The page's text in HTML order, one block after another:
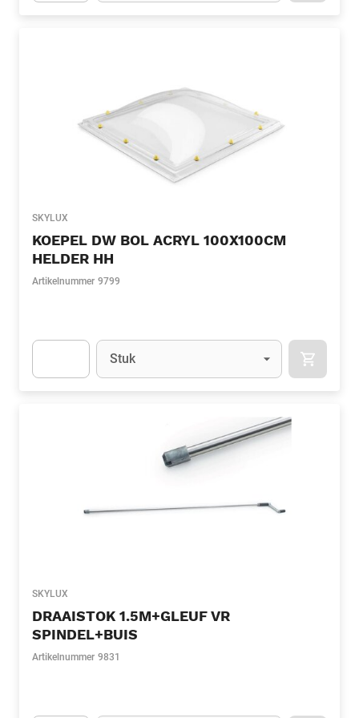
SKYLUX
KOEPEL DW BOL ACRYL 100X100CM
HELDER HH
Artikelnummer 9799
Eenheid
Stuk
SKYLUX
DRAAISTOK 1.5M+GLEUF VR
SPINDEL+BUIS
Artikelnummer 9831